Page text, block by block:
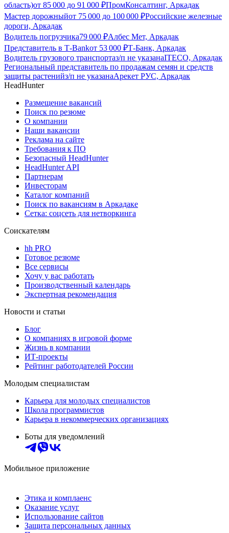
область)от 85 000 до 91 000 ₽ПромКонсалтинг, Аркадак
Мастер дорожныйот 75 000 до 100 000 ₽Российские железные
дороги, Аркадак
Водитель погрузчика79 000 ₽Албес Мет, Аркадак
Представитель в Т-Bankот 53 000 ₽Т-Банк, Аркадак
Водитель грузового транспортаз/п не указанаITECO, Аркадак
Региональный представитель по продажам семян и средств
защиты растенийз/п не указанаАрекет РУС, Аркадак
HeadHunter
Размещение вакансий
Поиск по резюме
О компании
Наши вакансии
Реклама на сайте
Требования к ПО
Безопасный HeadHunter
HeadHunter API
Партнерам
Инвесторам
Каталог компаний
Поиск по вакансиям в Аркадаке
Сетка: соцсеть для нетворкинга
Соискателям
hh PRO
Готовое резюме
Все сервисы
Хочу у вас работать
Производственный календарь
Экспертная рекомендация
Новости и статьи
Блог
О компаниях в игровой форме
Жизнь в компании
ИТ-проекты
Рейтинг работодателей России
Молодым специалистам
Карьера для молодых специалистов
Школа программистов
Карьера в некоммерческих организациях
Боты для уведомлений
Мобильное приложение
Этика и комплаенс
Оказание услуг
Использование сайтов
Защита персональных данных